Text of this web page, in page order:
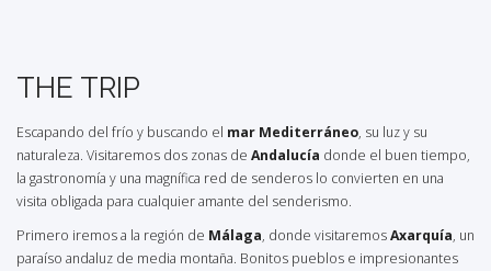
THE TRIP
Escapando del frío y buscando el mar Mediterráneo, su luz y su
naturaleza. Visitaremos dos zonas de Andalucía donde el buen tiempo,
la gastronomía y una magnífica red de senderos lo convierten en una
visita obligada para cualquier amante del senderismo.
Primero iremos a la región de Málaga, donde visitaremosAxarquía, un
paraíso andaluz de media montaña. Bonitos pueblos e impresionantes